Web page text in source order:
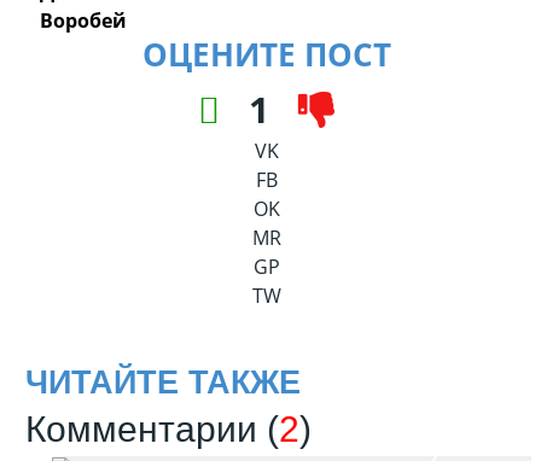
ОЦЕНИТЕ ПОСТ
1
VK
FB
OK
MR
GP
TW
ЧИТАЙТЕ ТАКЖЕ
Комментарии (2)